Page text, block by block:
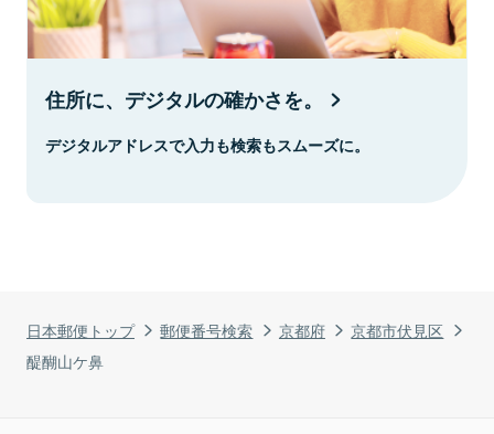
日本郵便トップ 郵便番号検索 京都府
京都市伏見区
醍醐山ケ鼻
住所に、デジタルの確かさを。
デジタルアドレスで入力も検索もスムーズに。